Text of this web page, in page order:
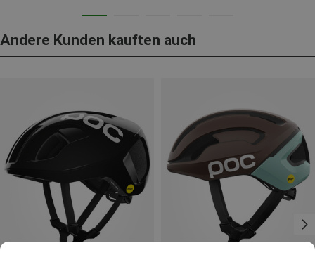
Andere Kunden kauften auch